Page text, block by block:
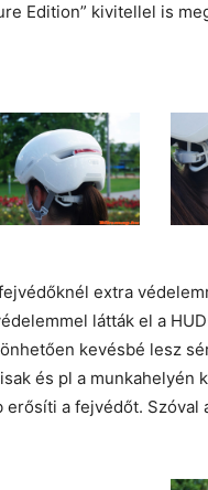
Edition” kivitellel is
extra
látták el a
kevésbé lesz
és pl a munkahelyén
erősíti a fejvédőt.